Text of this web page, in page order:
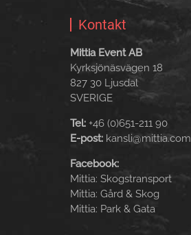
Kontakt
Mittia Event AB
Kyrksjönäsvägen 18
827 30 Ljusdal
SVERIGE
Tel: +46 (0)651-211 90
E-post: kansli@mittia.com
Facebook:
Mittia: Skogstransport
Mittia: Gård & Skog
Mittia: Park & Gata